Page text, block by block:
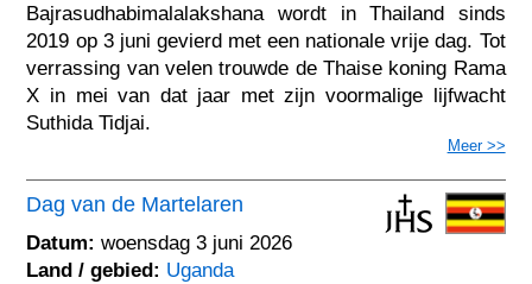
Bajrasudhabimalalakshana wordt in Thailand sinds
2019 op 3 juni gevierd met een nationale vrije dag. Tot
verrassing van velen trouwde de Thaise koning Rama
X in mei van dat jaar met zijn voormalige lijfwacht
Suthida Tidjai.
Meer >>
Dag van de Martelaren
Datum: woensdag 3 juni 2026
Land / gebied: Uganda